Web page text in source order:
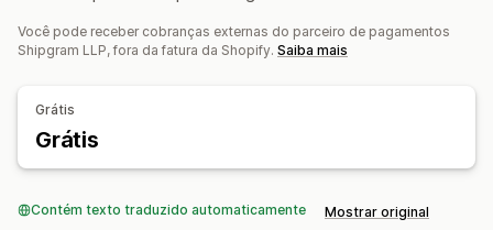
Você pode receber cobranças externas do parceiro de pagamentos
Shipgram LLP, fora da fatura da Shopify. Saiba mais
Grátis
Grátis
Contém texto traduzido automaticamente Mostrar original